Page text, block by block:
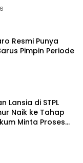
Resmi Punya
Pimpin Periode
Lansia di STPL
Naik ke Tahap
Minta Proses
Intervensi